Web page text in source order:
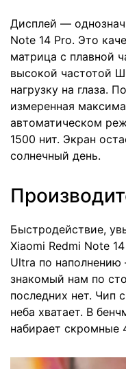
Дисплей —
Note 14 Pro. Это
матрица с плавной
высокой частотой
нагрузку на глаза.
измеренная
автоматическом
1500 нит. Экран
солнечный день.
Быстродействие,
Xiaomi Redmi Note
Ultra по
знакомый нам по
последних нет. Чип
неба хватает. В
набирает скромные